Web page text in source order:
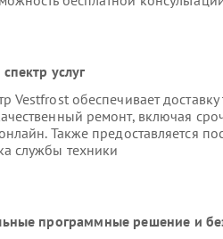
услуг
Vestfrost обеспечивает
ремонт, включая
Также предоставляется
службы техники
программные решение и